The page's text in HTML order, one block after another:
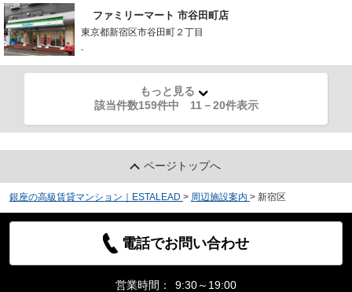
ファミリーマート 市谷田町店
東京都新宿区市谷田町２丁目
-
もっと見る
該当件数159件中 11 －20件表示
ページトップへ
銀座の高級賃貸マンション｜ESTALEAD > 周辺施設案内 > 新宿区
電話でお問い合わせ
営業時間：
9:30～19:00